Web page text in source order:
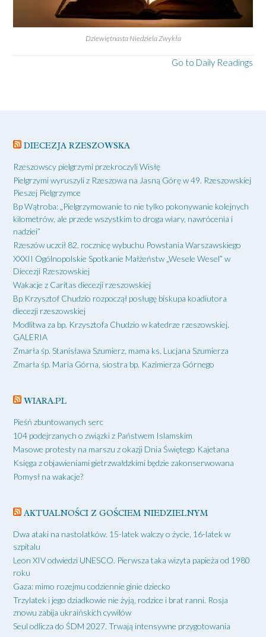
Dziewiętnasta Niedziela Zwykła
Go to Daily Readings
DIECEZJA RZESZOWSKA
Rzeszowscy pielgrzymi przekroczyli Wisłę
Pielgrzymi wyruszyli z Rzeszowa na Jasną Górę w 49. Rzeszowskiej
Pieszej Pielgrzymce
Bp Wątroba: „Pielgrzymowanie to nie tylko pokonywanie kolejnych
kilometrów, ale przede wszystkim to droga wiary, nawrócenia i
nadziei”
Rzeszów uczcił 82. rocznicę wybuchu Powstania Warszawskiego
XXXII Ogólnopolskie Spotkanie Małżeństw „Wesele Wesel” w
Diecezji Rzeszowskiej
Wakacje z Caritas diecezji rzeszowskiej
Bp Krzysztof Chudzio rozpoczął posługę biskupa koadiutora
diecezji rzeszowskiej
Modlitwa za bp. Krzysztofa Chudzio w katedrze rzeszowskiej.
GALERIA
Zmarła śp. Stanisława Szumierz, mama ks. Lucjana Szumierza
Zmarła śp. Maria Górna, siostra bp. Kazimierza Górnego
WIARA.PL
Pieśń zbuntowanych serc
104 podejrzanych o związki z Państwem Islamskim
Masowe protesty na marszu z okazji Dnia Świętego Kajetana
Księga z objawieniami gietrzwałdzkimi będzie zakonserwowana
Pomysł na wakacje?
AKTUALNOŚCI Z GOŚCIEM NIEDZIELNYM
Dwa ataki na nastolatków. 15-latek walczy o życie, 16-latek w
szpitalu
Leon XIV odwiedzi UNESCO. Pierwsza taka wizyta papieża od 1980
roku
Gaza: mimo rozejmu codziennie ginie dziecko
Trzylatek i jego dziadkowie nie żyją, rodzice i brat ranni. Rosja
znowu zabija ukraińskich cywilów
Seul odlicza do ŚDM 2027. Trwają intensywne przygotowania